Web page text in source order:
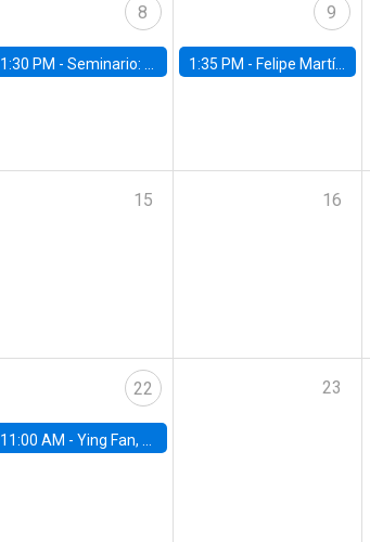
8
1:30 PM -Seminario: “Recuperando la humanidad para progresar en la era de la IA»
9
1:35 PM - Felipe Martínez, alumno Doctorado en Economía UC
15 16
22
11:00 AM -Ying Fan, University of Michigan
23